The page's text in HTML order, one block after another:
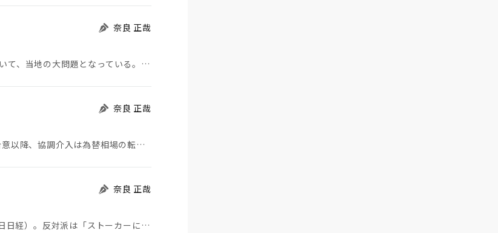
奈良 正哉
モロッコから地続きのスペインの飛び地へ不法移民が急増していて、当地の大問題となっている。「海を泳い…
奈良 正哉
日米が協調介入に踏み切った。円は急騰している。 プラザ合意以降、協調介入は為替相場の転機になって…
奈良 正哉
ストーカーにGPSを着けさせることが議論されている（7月29日日経）。反対派は「ストーカーにも人権…